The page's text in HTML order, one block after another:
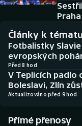
Biatlon
Boby a skeleton
Box
Curling
Historické návraty
Aplikace ČT sport
AZ kvíz
Články k tématu
Fotbalistky
evropských
Před 8 hod
V Teplicích padlo
Boleslavi, Zlín
Aktualizováno před 9 hod
Přímé přenosy